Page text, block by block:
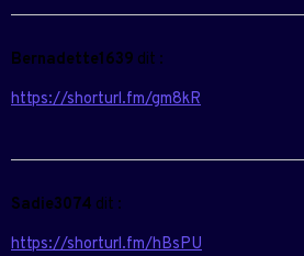
Bernadette1639 dit :
https://shorturl.fm/gm8kR
Sadie3074 dit :
https://shorturl.fm/hBsPU